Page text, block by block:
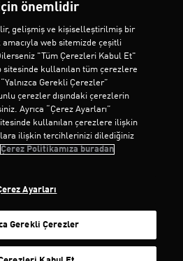
EKLE
önemlidir
gelişmiş ve kişiselleştirilmiş bir
web sitemizde çeşitli
"Tüm Çerezleri Kabul Et"
sitesinde kullanılan tüm çerezlere
Gerekli Çerezler”
çerezler dışındaki çerezlerin
Ayrıca “Çerez Ayarları”
kullanılan çerezlere ilişkin
ilişkin tercihlerinizi dilediğiniz
Çerez Politikamıza buradan
Ayarları
Gerekli Çerezler